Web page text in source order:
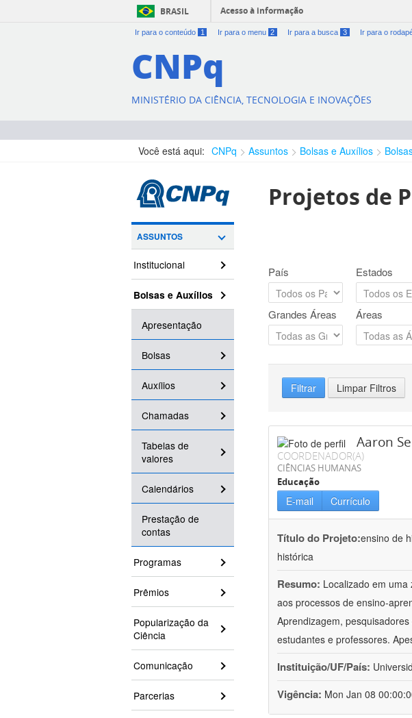
BRASIL Acesso à informação
Ir para o conteúdo 1 Ir para o menu 2 Ir para a busca 3 Ir para o
CNPq
MINISTÉRIO DA CIÊNCIA, TECNOLOGIA E INOVAÇÕES
Você está aqui: CNPq Assuntos Bolsas e Auxílios
ASSUNTOS
Institucional
Bolsas e Auxílios
Apresentação
Bolsas
Auxílios
Chamadas
Tabelas de
valores
Calendários
Prestação de
contas
Programas
Prêmios
Popularização da
Ciência
Comunicação
Parcerias
Projetos de
País Estados
Grandes Áreas Áreas
Filtrar Limpar Filtros
Aaron
COORDENADOR(A)
CIÊNCIAS HUMANAS
Educação
E-mail Currículo
Título do Projeto:ensino de
histórica
Resumo: Localizado em
aos processos de ensino-
Aprendizagem,
estudantes e professores.
Instituição/UF/País:
Vigência: Mon Jan 08